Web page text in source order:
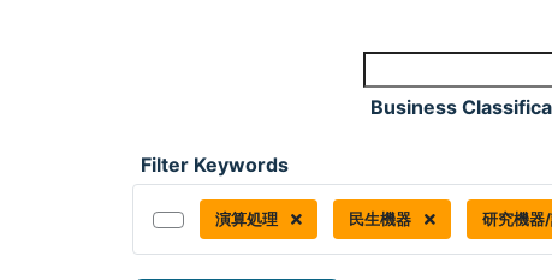
Business
Filter Keywords
演算処理 民生機器 研究機器